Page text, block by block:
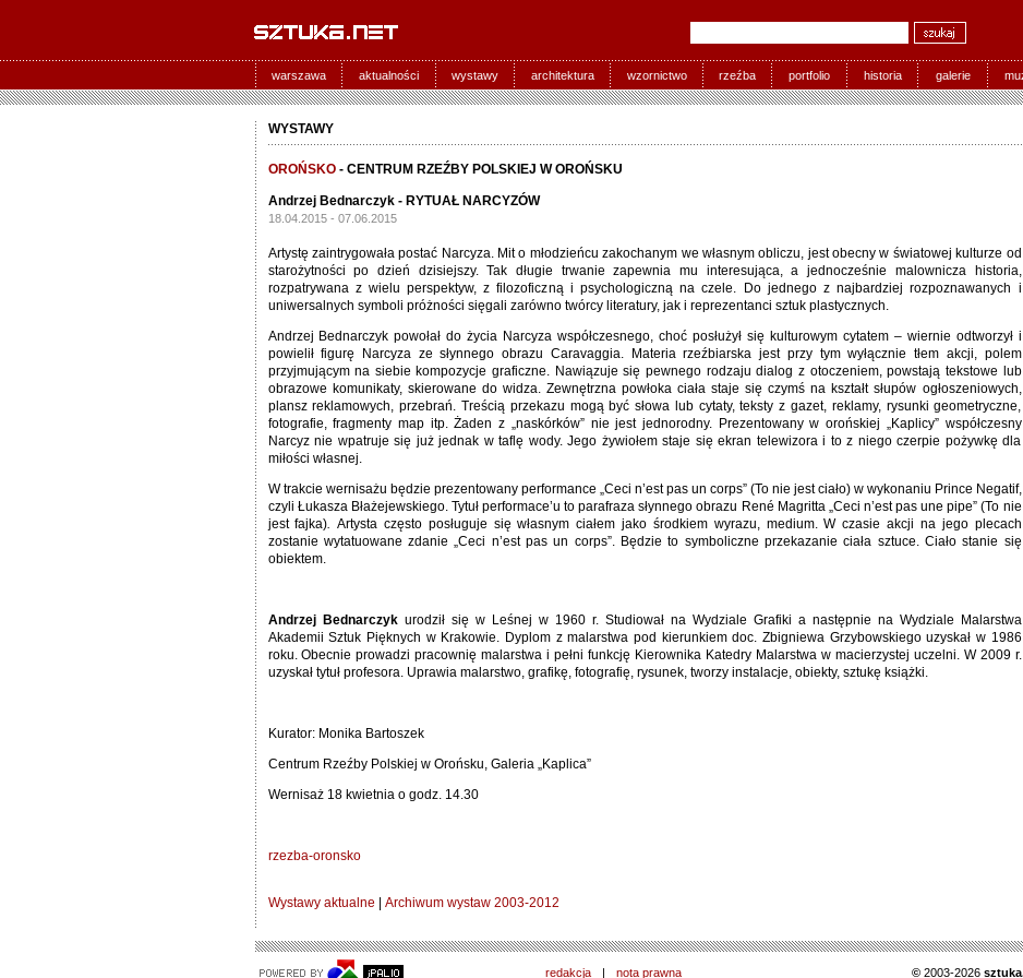
warszawa aktualności wystawy architektura wzornictwo rzeźba portfolio historia galerie
WYSTAWY
OROŃSKO- CENTRUM RZEŹBY POLSKIEJ W OROŃSKU
Andrzej Bednarczyk - RYTUAŁ NARCYZÓW
18.04.2015 - 07.06.2015
Artystę zaintrygowała postać Narcyza. Mit o młodzieńcu zakochanym we własnym obliczu, jest obecny w światowej kulturze od
starożytności po dzień dzisiejszy. Tak długie trwanie zapewnia mu interesująca, a jednocześnie malownicza historia,
rozpatrywana z wielu perspektyw, z filozoficzną i psychologiczną na czele. Do jednego z najbardziej rozpoznawanych i
uniwersalnych symboli próżności sięgali zarówno twórcy literatury, jak i reprezentanci sztuk plastycznych.
Andrzej Bednarczyk powołał do życia Narcyza współczesnego, choć posłużył się kulturowym cytatem – wiernie odtworzył i
powielił figurę Narcyza ze słynnego obrazu Caravaggia. Materia rzeźbiarska jest przy tym wyłącznie tłem akcji, polem
przyjmującym na siebie kompozycje graficzne. Nawiązuje się pewnego rodzaju dialog z otoczeniem, powstają tekstowe lub
obrazowe komunikaty, skierowane do widza. Zewnętrzna powłoka ciała staje się czymś na kształt słupów ogłoszeniowych,
plansz reklamowych, przebrań. Treścią przekazu mogą być słowa lub cytaty, teksty z gazet, reklamy, rysunki geometryczne,
fotografie, fragmenty map itp. Żaden z „naskórków” nie jest jednorodny. Prezentowany w orońskiej „Kaplicy” współczesny
Narcyz nie wpatruje się już jednak w taflę wody. Jego żywiołem staje się ekran telewizora i to z niego czerpie pożywkę dla
miłości własnej.
W trakcie wernisażu będzie prezentowany performance „Ceci n’est pas un corps” (To nie jest ciało) w wykonaniu Prince Negatif,
czyli Łukasza Błażejewskiego. Tytuł performace’u to parafraza słynnego obrazu René Magritta „Ceci n’est pas une pipe” (To nie
jest fajka).Artysta często posługuje się własnym ciałem jako środkiem wyrazu, medium. W czasie akcji na jego plecach
zostanie wytatuowane zdanie „Ceci n’est pas un corps”. Będzie to symboliczne przekazanie ciała sztuce. Ciało stanie się
obiektem.
Andrzej Bednarczykurodził się w Leśnej w 1960 r. Studiował na Wydziale Grafiki a następnie na Wydziale Malarstwa
Akademii Sztuk Pięknych w Krakowie. Dyplom z malarstwa pod kierunkiem doc. Zbigniewa Grzybowskiego uzyskał w 1986
roku. Obecnie prowadzi pracownię malarstwa i pełni funkcję Kierownika Katedry Malarstwa w macierzystej uczelni. W 2009 r.
uzyskał tytuł profesora. Uprawia malarstwo, grafikę, fotografię, rysunek, tworzy instalacje, obiekty, sztukę książki.
Kurator: Monika Bartoszek
Centrum Rzeźby Polskiej w Orońsku, Galeria „Kaplica”
Wernisaż 18 kwietnia o godz. 14.30
rzezba-oronsko
Wystawy aktualne Archiwum wystaw 2003-2012
redakcja | nota prawna © 2003-2026